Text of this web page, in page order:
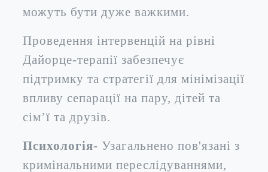
можуть бути дуже важкими.
Проведення інтервенцій на рівні
Дайорце-терапії забезпечує
підтримку та стратегії для мінімізації
впливу сепарації на пару, дітей та
сім’ї та друзів.
Психологія- Узагальнено пов'язані з
кримінальними переслідуваннями,